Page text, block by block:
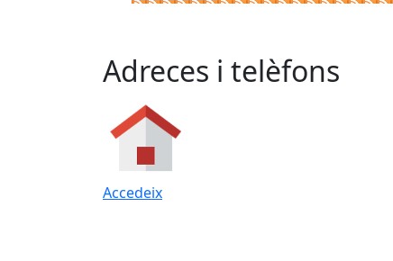
Adreces i telèfons
Accedeix